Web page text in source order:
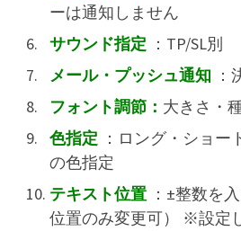
ーは通知しません
サウンド指定 ：TP/SL別
メール・プッシュ通知 ：
フォント調節： 大きさ・
色指定 ：ロング・ショー
の色指定
テキスト位置 ：±整数を
位置のみ変更可） ※設定